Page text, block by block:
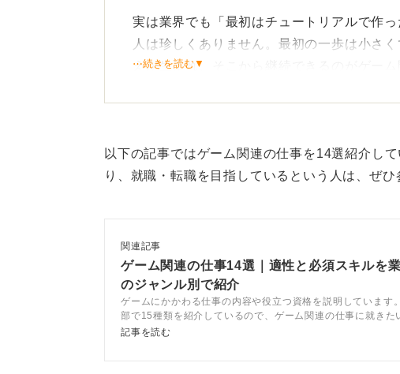
実は業界でも「最初はチュートリアルで作
人は珍しくありません。最初の一歩は小さ
えが生まれ、そこから継続できるのがゲーム
現在のゲーム業界では、学歴よりポートフ
ジンで開発した作品があるかどうかが、未
まずは2～3カ月を目安に、チュートリアル
未経験なら小規模スタジオを狙おう
未経験採用に積極的な企業は、小規模スタ
会社などに多く、求人サイトでは「未経験
⋯続きを読む▼
以下の記事ではゲーム関連の仕事を14選紹介し
り、就職・転職を目指しているという人は、ぜひ
関連記事
ゲーム関連の仕事14選｜適性と必須スキルを
のジャンル別で紹介
ゲームにかかわる仕事の内容や役立つ資格を説明しています
部で15種類を紹介しているので、ゲーム関連の仕事に就きた
はぜひチェックしてみてください。また、ゲームにかかわる仕
記事を読む